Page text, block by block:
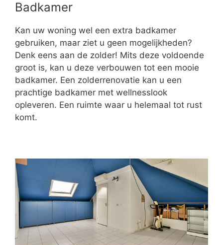
Badkamer
Kan uw woning wel een extra badkamer
gebruiken, maar ziet u geen mogelijkheden?
Denk eens aan de zolder! Mits deze voldoende
groot is, kan u deze verbouwen tot een mooie
badkamer. Een zolderrenovatie kan u een
prachtige badkamer met wellnesslook
opleveren. Een ruimte waar u helemaal tot rust
komt.